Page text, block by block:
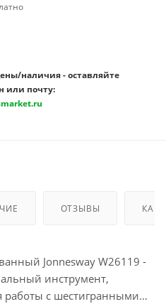
наличия - оставляйте
или почту:
ОТЗЫВЫ КАК
Jonnesway W26119 -
инструмент,
с шестигранными